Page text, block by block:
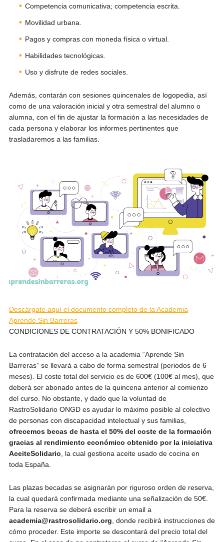
Competencia comunicativa; competencia escrita.
Movilidad urbana.
Pagos y compras con moneda física o virtual.
Habilidades tecnológicas.
Uso y disfrute de redes sociales.
Además, contarán con sesiones quincenales de logopedia, así
como de una valoración inicial y otra semestral del alumno o
alumna, con el fin de ajustar la formación a las necesidades de
cada persona y elaborar los informes pertinentes que
trasladaremos a las familias.
Descárgate aquí el documento completo de la Academia
Aprende Sin Barreras
CONDICIONES DE CONTRATACIÓN Y 50% BONIFICADO
La contratación del acceso a la academia “Aprende Sin
Barreras” se llevará a cabo de forma semestral (periodos de 6
meses). El coste total del servicio es de 600€ (100€ al mes), que
deberá ser abonado antes de la quincena anterior al comienzo
del curso. No obstante, y dado que la voluntad de
RastroSolidario ONGD es ayudar lo máximo posible al colectivo
de personas con discapacidad intelectual y sus familias,
ofrecemos becas de hasta el 50% del coste de la formación
gracias al rendimiento económico obtenido por la iniciativa
AceiteSolidario , la cual gestiona aceite usado de cocina en
toda España.
Las plazas becadas se asignarán por riguroso orden de reserva,
la cual quedará confirmada mediante una señalización de 50€.
Para la reserva se deberá escribir un email a
academia@rastrosolidario.org , donde recibirá instrucciones de
cómo proceder. Este importe se descontará del precio total del